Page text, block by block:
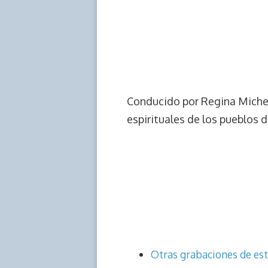
Conducido por Regina
espirituales de los pueblos
Otras grabaciones de